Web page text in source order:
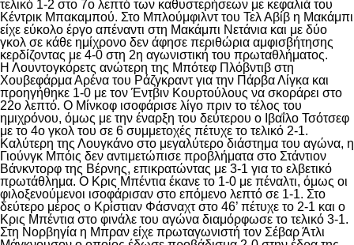
τελικό 1-2 στο 7ο λεπτό των καθυστερήσεων με κεφαλιά του
Κέντρικ Μπακαμπού. Στο Μπλούμφιλντ του Τελ Αβίβ η Μακάμπι
είχε εύκολο έργο απέναντι στη Μακάμπι Νετάνια και με δύο
γκολ σε κάθε ημίχρονο δεν άφησε περιθώρια αμφισβήτησης
κερδίζοντας με 4-0 στη 2η αγωνιστική του πρωταθλήματος.
Η Λουντογκόρετς ανώτερη της Μπότεφ Πλόβντιβ στη
Χουβεφάρμα Αρένα του Ράζγκραντ για την Πάρβα Λίγκα και
προηγήθηκε 1-0 με τον Έντβιν Κουρτούλους να σκοράρει στο
22ο λεπτό. Ο Μίνκοφ ισοφάρισε λίγο πριν το τέλος του
ημιχρόνου, όμως με την έναρξη του δεύτερου ο Ιβαΐλο Τσότσεφ
με το 4ο γκολ του σε 6 συμμετοχές πέτυχε το τελικό 2-1.
Καλύτερη της Λουγκάνο στο μεγαλύτερο διάστημα του αγώνα, η
Γιούνγκ Μπόις δεν αντιμετώπισε προβλήματα στο Στάντιον
Βάνκντορφ της Βέρνης, επικρατώντας με 3-1 για το ελβετικό
πρωτάθλημα. Ο Κρις Μπέντια έκανε το 1-0 με πέναλτι, όμως οι
φιλοξενούμενοι ισοφάρισαν στο επόμενο λεπτό σε 1-1. Στο
δεύτερο μέρος ο Κρίστιαν Φάσναχτ στο 46’ πέτυχε το 2-1 και ο
Κρις Μπέντια στο φινάλε του αγώνα διαμόρφωσε το τελικό 3-1.
Στη Νορβηγία η Μπραν είχε πρωταγωνιστή τον Σέβαρ Άτλι